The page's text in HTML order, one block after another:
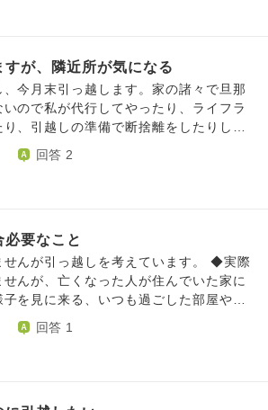
んたが移動する度
に言われるほど汚部屋でした。 今住
ています。 一応ゴミ箱はある
られません。 ④ゴミを捨てるの
で燃えるゴミにこっそり混入して捨てて
したが、私には向いてないでしょうか。
暮らしの相談がなかなか出来ず困ってい
きだと思いますか？
が、隣近所が気になる
今月末引っ越します。家の諸々で旦那
ので私が代行してやったり、ライフラ
、引越しの準備で断捨離をしたりして
たりするのも相当なストレスがかか
体調を崩しています。家、と言うワード
ている人を見て、怖くなりました。
うしよう？仲良くなれなかったらどうし
しの近所の人がいるのに、私にはいな
を購入して...頑張
回答 2
必要なこと
が引っ越しを考えています。 ◆実際
んが、亡くなった人が住んでいた家に
を見に来る、いつも過ごした部屋や椅
いう話を時々聞きます。この場合、例え
の場所に住んでいた家がなくなったり、
回答 1